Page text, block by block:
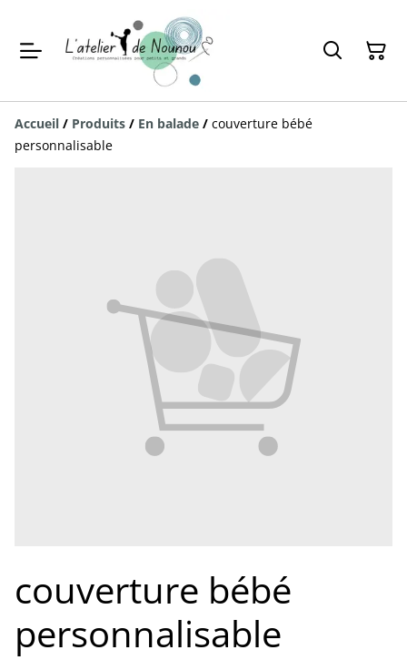
Accueil / Produits / En balade / couverture bébé
personnalisable
couverture bébé
personnalisable